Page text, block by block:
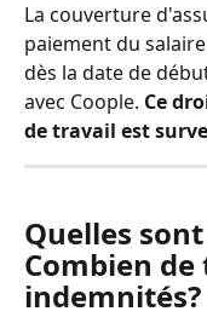
La couverture
paiement du
dès la date de
avec Coople. Ce
de travail est
Quelles
Combien
indemnités?